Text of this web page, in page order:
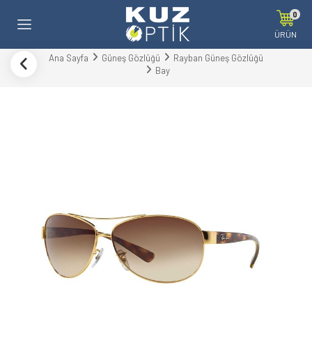
0
ÜRÜN
Ana Sayfa Güneş Gözlüğü
Rayban Güneş Gözlüğü
Bay